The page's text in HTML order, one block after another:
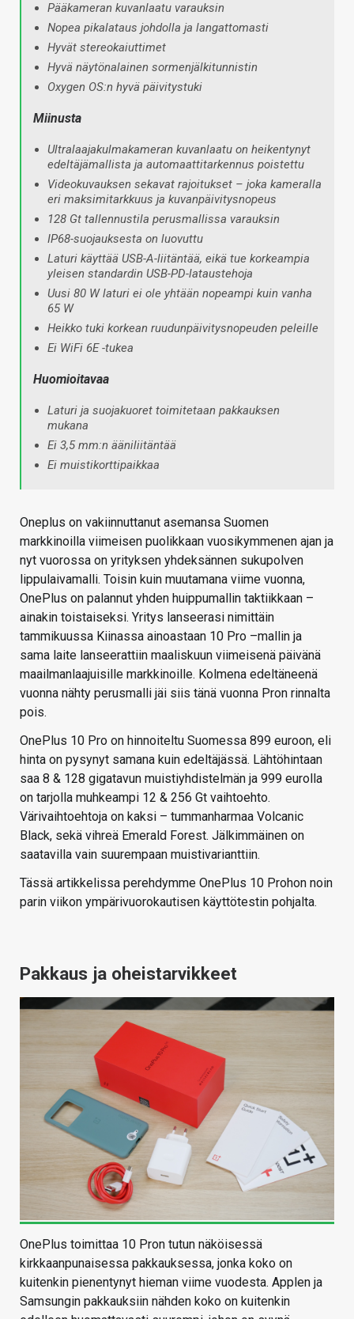
Pääkameran kuvanlaatu varauksin
Nopea pikalataus johdolla ja langattomasti
Hyvät stereokaiuttimet
Hyvä näytönalainen sormenjälkitunnistin
Oxygen OS:n hyvä päivitystuki
Miinusta
Ultralaajakulmakameran kuvanlaatu on heikentynyt
edeltäjämallista ja automaattitarkennus poistettu
Videokuvauksen sekavat rajoitukset – joka kameralla
eri maksimitarkkuus ja kuvanpäivitysnopeus
128 Gt tallennustila perusmallissa varauksin
IP68-suojauksesta on luovuttu
Laturi käyttää USB-A-liitäntää, eikä tue korkeampia
yleisen standardin USB-PD-lataustehoja
Uusi 80 W laturi ei ole yhtään nopeampi kuin vanha
65 W
Heikko tuki korkean ruudunpäivitysnopeuden peleille
Ei WiFi 6E -tukea
Huomioitavaa
Laturi ja suojakuoret toimitetaan pakkauksen
mukana
Ei 3,5 mm:n ääniliitäntää
Ei muistikorttipaikkaa
Oneplus on vakiinnuttanut asemansa Suomen
markkinoilla viimeisen puolikkaan vuosikymmenen ajan ja
nyt vuorossa on yrityksen yhdeksännen sukupolven
lippulaivamalli. Toisin kuin muutamana viime vuonna,
OnePlus on palannut yhden huippumallin taktiikkaan –
ainakin toistaiseksi. Yritys lanseerasi nimittäin
tammikuussa Kiinassa ainoastaan 10 Pro –mallin ja
sama laite lanseerattiin maaliskuun viimeisenä päivänä
maailmanlaajuisille markkinoille. Kolmena edeltäneenä
vuonna nähty perusmalli jäi siis tänä vuonna Pron rinnalta
pois.
OnePlus 10 Pro on hinnoiteltu Suomessa 899 euroon, eli
hinta on pysynyt samana kuin edeltäjässä. Lähtöhintaan
saa 8 & 128 gigatavun muistiyhdistelmän ja 999 eurolla
on tarjolla muhkeampi 12 & 256 Gt vaihtoehto.
Värivaihtoehtoja on kaksi – tummanharmaa Volcanic
Black, sekä vihreä Emerald Forest. Jälkimmäinen on
saatavilla vain suurempaan muistivarianttiin.
Tässä artikkelissa perehdymme OnePlus 10 Prohon noin
parin viikon ympärivuorokautisen käyttötestin pohjalta.
Pakkaus ja oheistarvikkeet
OnePlus toimittaa 10 Pron tutun näköisessä
kirkkaanpunaisessa pakkauksessa, jonka koko on
kuitenkin pienentynyt hieman viime vuodesta. Applen ja
Samsungin pakkauksiin nähden koko on kuitenkin